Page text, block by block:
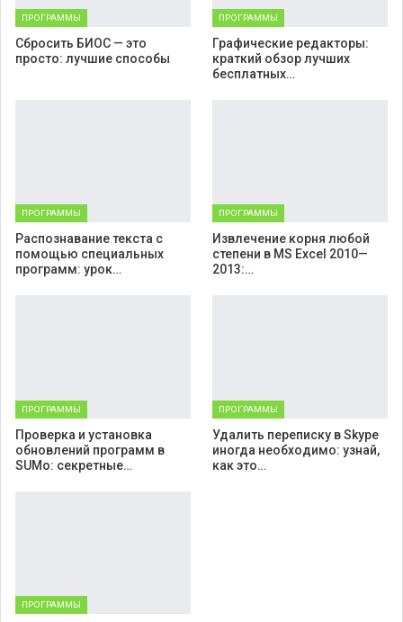
ПРОГРАММЫ
Cбросить БИОС — это
просто: лучшие способы
ПРОГРАММЫ
Графические редакторы:
краткий обзор лучших
бесплатных…
ПРОГРАММЫ
Распознавание текста с
помощью специальных
программ: урок…
ПРОГРАММЫ
Извлечение корня любой
степени в MS Excel 2010—
2013:…
ПРОГРАММЫ
Проверка и установка
обновлений программ в
SUMo: секретные…
ПРОГРАММЫ
Удалить переписку в Skype
иногда необходимо: узнай,
как это…
ПРОГРАММЫ